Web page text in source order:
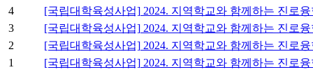
4
[국립대학육성사업] 2024. 지역학교와 함께하는 진로
3
[국립대학육성사업] 2024. 지역학교와 함께하는 진로
2
[국립대학육성사업] 2024. 지역학교와 함께하는 진로
1
[국립대학육성사업] 2024. 지역학교와 함께하는 진로